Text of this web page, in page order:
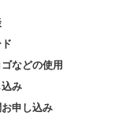
などの使用
み
申し込み